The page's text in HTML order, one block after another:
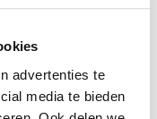
advertenties te
media te bieden